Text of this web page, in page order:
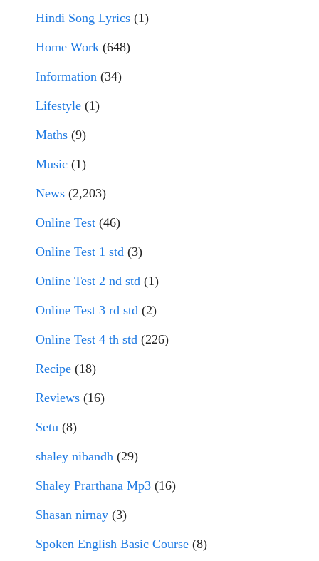
Hindi Song Lyrics (1)
Home Work (648)
Information (34)
Lifestyle (1)
Maths (9)
Music (1)
News (2,203)
Online Test (46)
Online Test 1 std (3)
Online Test 2 nd std (1)
Online Test 3 rd std (2)
Online Test 4 th std (226)
Recipe (18)
Reviews (16)
Setu (8)
shaley nibandh (29)
Shaley Prarthana Mp3 (16)
Shasan nirnay (3)
Spoken English Basic Course (8)